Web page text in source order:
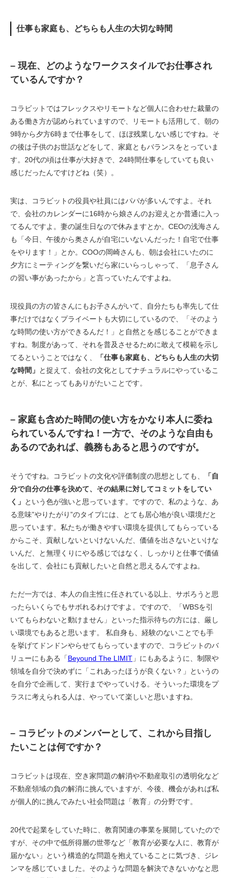
仕事も家庭も、どちらも人生の大切な時間
– 現在、どのようなワークスタイルでお仕事され
ているんですか？
コラビットではフレックスやリモートなど個人に合わせた裁量の
ある働き方が認められていますので、リモートも活用して、朝の
9時から夕方6時まで仕事をして、ほぼ残業しない感じですね。そ
の後は子供のお世話などをして、家庭ともバランスをとっていま
す。20代の頃は仕事が大好きで、24時間仕事をしていても良い
感じだったんですけどね（笑）。
実は、コラビットの役員や社員にはパパが多いんですよ。それ
で、会社のカレンダーに16時から娘さんのお迎えとか普通に入っ
てるんですよ。妻の誕生日なので休みますとか。CEOの浅海さん
も「今日、午後から奥さんが自宅にいないんだった！自宅で仕事
をやります！」とか。COOの岡崎さんも、朝は会社にいたのに
夕方にミーティングを繋いだら家にいらっしゃって、「息子さん
の習い事があったから」と言っていたんですよね。
現役員の方の皆さんにもお子さんがいて、自分たちも率先して仕
事だけではなくプライベートも大切にしているので、「そのよう
な時間の使い方ができるんだ！」と自然とを感じることができま
すね。制度があって、それを普及させるために敢えて模範を示し
てるということではなく、
「仕事も家庭も、どちらも人生の大切
な時間」 と捉えて、会社の文化としてナチュラルにやっているこ
とが、私にとってもありがたいことです。
– 家庭も含めた時間の使い方をかなり本人に委ね
られているんですね！一方で、そのような自由も
あるのであれば、義務もあると思うのですが。
そうですね。コラビットの文化や評価制度の思想としても、
「自
分で自分の仕事を決めて、その結果に対してコミットをしてい
く」 という色が強いと思っています。ですので、私のような、あ
る意味”やりたがり”のタイプには、とても居心地が良い環境だと
思っています。私たちが働きやすい環境を提供してもらっている
からこそ、貢献しないといけないんだ、価値を出さないといけな
いんだ、と無理くりにやる感じではなく、しっかりと仕事で価値
を出して、会社にも貢献したいと自然と思えるんですよね。
ただ一方では、本人の自主性に任されている以上、サボろうと思
ったらいくらでもサボれるわけですよ。ですので、「WBSを引
いてもらわないと動けません」といった指示待ちの方には、厳し
い環境でもあると思います。 私自身も、経験のないことでも手
を挙げてドンドンやらせてもらっていますので、コラビットのバ
リューにもある「Beyound The LIMIT 」にもあるように、制限や
領域を自分で決めずに「これあったほうが良くない？」というの
を自分で企画して、実行までやっていける。そういった環境をプ
ラスに考えられる人は、やっていて楽しいと思いますね。
– コラビットのメンバーとして、これから目指し
たいことは何ですか？
コラビットは現在、空き家問題の解消や不動産取引の透明化など
不動産領域の負の解消に挑んでいますが、今後、機会があれば私
が個人的に挑んでみたい社会問題は「教育」の分野です。
20代で起業をしていた時に、教育関連の事業を展開していたので
すが、その中で低所得層の世帯など「教育が必要な人に、教育が
届かない」という構造的な問題を抱えていることに気づき、ジレ
ンマを感じていました。そのような問題を解決できないかなと思